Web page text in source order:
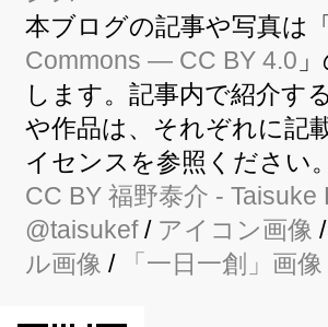
本ブログの記事や写真は「
Commons — CC BY 4.0
します。記事内で紹介す
や作品は、それぞれに記
イセンスを参照ください。
CC BY 福野泰介 - Taisuke
@taisukef/ アイコン画像 /
ル画像 / 「一日一創」画像